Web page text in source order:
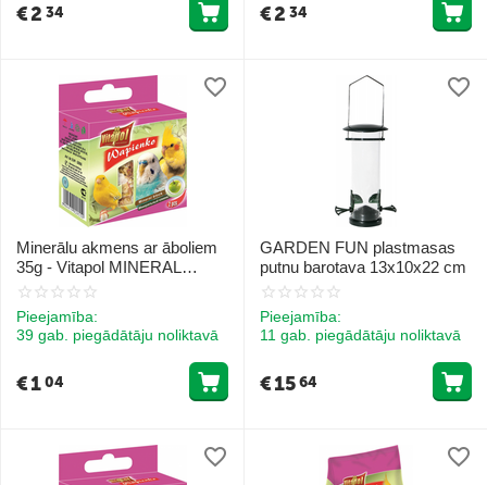
€2 34 €2 34
Minerālu akmens ar āboliem
35g - Vitapol MINERAL
BLOCK apple for birds
Pieejamība:
39 gab. piegādātāju noliktavā
€104
GARDEN FUN plastmasas
putnu barotava 13x10x22 cm
Pieejamība:
11 gab. piegādātāju noliktavā
€1564